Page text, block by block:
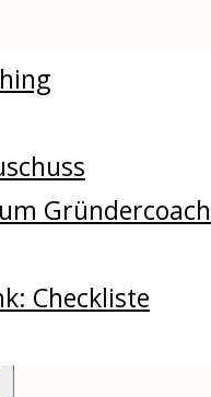
Gründercoach
Checkliste